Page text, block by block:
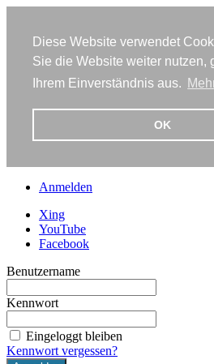
Diese Website verwendet
Sie die Website weiter nutzen,
Ihrem Einverständnis aus.
OK
Anmelden
Xing
YouTube
Facebook
Benutzername
Kennwort
Eingeloggt bleiben
Kennwort vergessen?